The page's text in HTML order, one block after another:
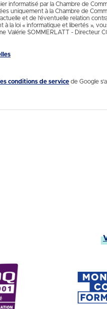
informatisé par la Chambre de
uniquement à la Chambre de
et de l’éventuelle relation
à la loi « informatique et libertés »,
Valérie SOMMERLATT - Directeur
les conditions de service de Google